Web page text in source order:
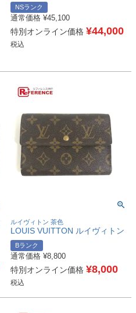
ー金具 コインケース エプソン
ユニセックス ローズメキシコ
ピンク 未使用 【中古】
NSランク
通常価格 ¥45,100
特別オンライン価格 ¥44,000
税込
ルイヴィトン 茶色
LOUIS VUITTON ルイヴィトン
M61202 モノグラム ポルトトレ
ゾールエテュイパピエ 財布 フ
ラップ ウォレット 3つ折り財布
モノグラムキャンバス ユニセッ
クス ブラウン 【中古】
Bランク
通常価格 ¥8,800
特別オンライン価格 ¥8,000
税込